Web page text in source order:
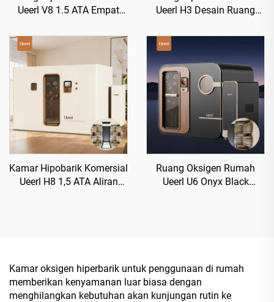
Ueerl V8 1.5 ATA Empat
Mewah Kelas Atas
Ueerl H3 Desain Ruang
Pusat Kesehatan
Kamar Hipobarik Komersial
Ueerl H8 1,5 ATA Aliran
Ruang Oksigen Rumah
Ueerl U6 Onyx Black
Kamar oksigen hiperbarik untuk penggunaan di rumah
memberikan kenyamanan luar biasa dengan
menghilangkan kebutuhan akan kunjungan rutin ke